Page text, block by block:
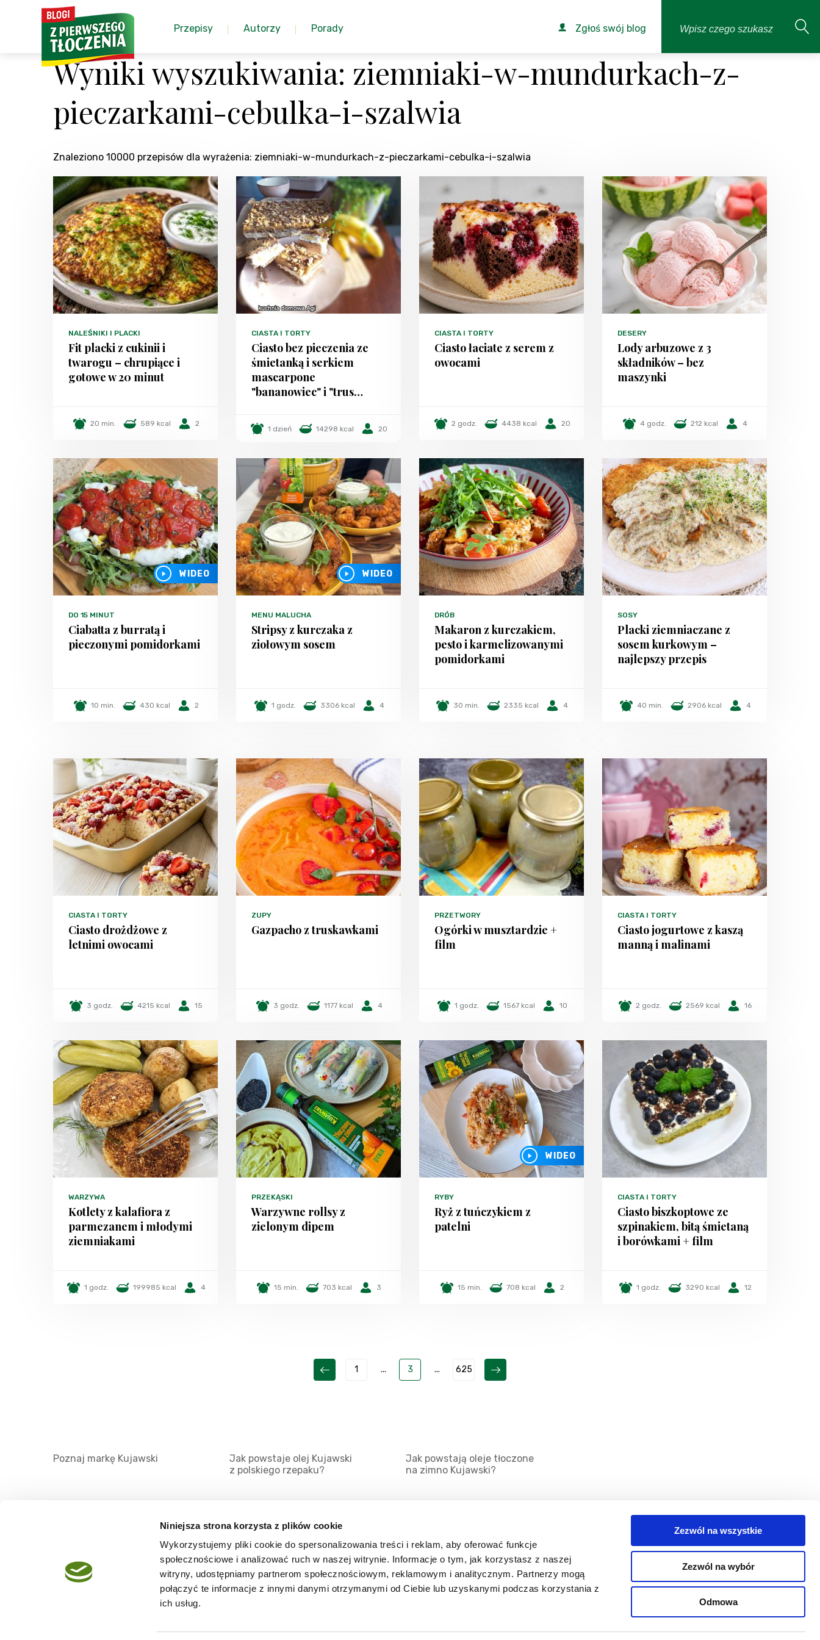
Niniejsza strona korzysta z plików cookie
Wykorzystujemy pliki cookie do spersonalizowania treści i reklam, aby oferować funkcje
społecznościowe i analizować ruch w naszej witrynie. Informacje o tym, jak korzystasz z naszej
witryny, udostępniamy partnerom społecznościowym, reklamowym i analitycznym. Partnerzy mogą
połączyć te informacje z innymi danymi otrzymanymi od Ciebie lub uzyskanymi podczas korzystania z
ich usług.
Zezwól na wszystkie
Zezwól na wybór
Odmowa
Przepisy Autorzy Porady Zgłoś swój blog
Wyniki wyszukiwania: ziemniaki-w-mundurkach-z-
pieczarkami-cebulka-i-szalwia
Znaleziono 10000 przepisów dla wyrażenia: ziemniaki-w-mundurkach-z-pieczarkami-cebulka-i-szalwia
NALEŚNIKI I PLACKI
Fit placki z cukinii i
twarogu – chrupiące i
gotowe w 20 minut
20 min. 589 kcal 2
CIASTA I TORTY
Ciasto bez pieczenia ze
śmietanką i serkiem
mascarpone
"bananowiec" i "trus…
1 dzień 14298 kcal 20
CIASTA I TORTY
Ciasto łaciate z serem z
owocami
2 godz. 4438 kcal 20
DESERY
Lody arbuzowe z 3
składników – bez
maszynki
4 godz. 212 kcal 4
WIDEO
DO 15 MINUT
Ciabatta z burratą i
pieczonymi pomidorkami
10 min. 430 kcal 2
WIDEO
MENU MALUCHA
Stripsy z kurczaka z
ziołowym sosem
1 godz. 3306 kcal 4
DRÓB
Makaron z kurczakiem,
pesto i karmelizowanymi
pomidorkami
30 min. 2335 kcal 4
SOSY
Placki ziemniaczane z
sosem kurkowym –
najlepszy przepis
40 min. 2906 kcal 4
CIASTA I TORTY
Ciasto drożdżowe z
letnimi owocami
3 godz. 4215 kcal 15
ZUPY
Gazpacho z truskawkami
3 godz. 1177 kcal 4
PRZETWORY
Ogórki w musztardzie +
film
1 godz. 1567 kcal 10
CIASTA I TORTY
Ciasto jogurtowe z kaszą
manną i malinami
2 godz. 2569 kcal 16
WARZYWA
Kotlety z kalafiora z
parmezanem i młodymi
ziemniakami
1 godz. 199985 kcal 4
PRZEKĄSKI
Warzywne rollsy z
zielonym dipem
15 min. 703 kcal 3
WIDEO
RYBY
Ryż z tuńczykiem z
patelni
15 min. 708 kcal 2
CIASTA I TORTY
Ciasto biszkoptowe ze
szpinakiem, bitą śmietaną
i borówkami + film
1 godz. 3290 kcal 12
1 ... 3 ... 625
Poznaj markę Kujawski
Jak powstaje olej Kujawski
z polskiego rzepaku?
Jak powstają oleje tłoczone
na zimno Kujawski?
Regulamin
Mapa serwisu
Kanały RSS
Porady
Kategorie
Kontakt
Zaloguj się